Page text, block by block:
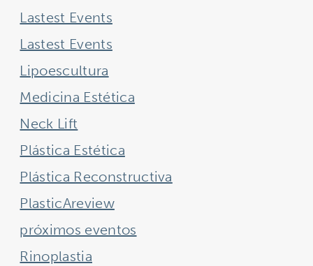
Lastest Events
Lastest Events
Lipoescultura
Medicina Estética
Neck Lift
Plástica Estética
Plástica Reconstructiva
PlasticAreview
próximos eventos
Rinoplastia